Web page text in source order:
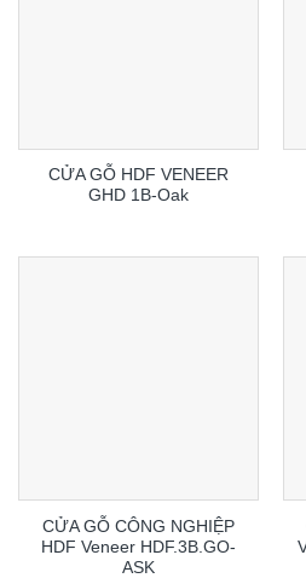
CỬA GỖ HDF VENEER
GHD 1B-Oak
CỬA GỖ CÔNG NGHIỆP
HDF Veneer HDF.3B.GO-
ASK